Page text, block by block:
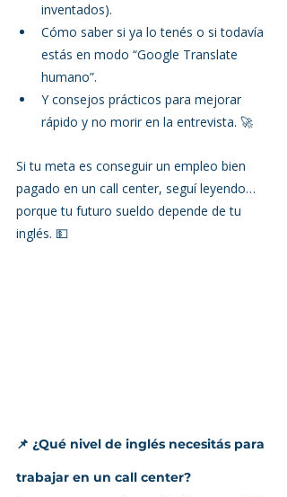
inventados).
Cómo saber si ya lo tenés o si todavía
estás en modo “Google Translate
humano”.
Y consejos prácticos para mejorar
rápido y no morir en la entrevista. 🚀
Si tu meta es conseguir un empleo bien
pagado en un call center, seguí leyendo…
porque tu futuro sueldo depende de tu
inglés. 💵
📌 ¿Qué nivel de inglés necesitás para
trabajar en un call center?